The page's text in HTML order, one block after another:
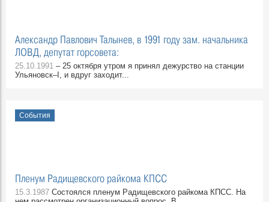
Александр Павлович Талынев, в 1991 году зам. начальника
ЛОВД, депутат горсовета:
25.10.1991 – 25 октября утром я принял дежурство на станции
Ульяновск–I, и вдруг заходит...
События
Пленум Радищевского райкома КПСС
15.3.1987 Состоялся пленум Радищевского райкома КПСС. На